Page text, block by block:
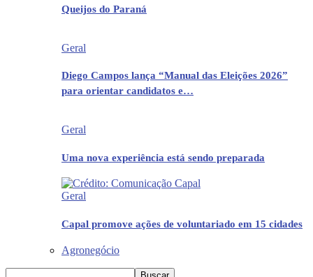
Queijos do Paraná
Geral
Diego Campos lança “Manual das Eleições 2026”
para orientar candidatos e…
Geral
Uma nova experiência está sendo preparada
Geral
Capal promove ações de voluntariado em 15 cidades
Agronegócio